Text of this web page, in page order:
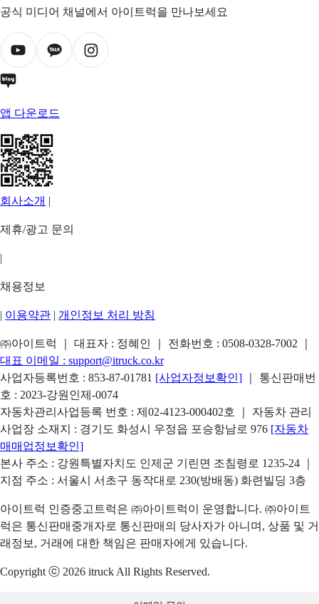
공식 미디어 채널에서 아이트럭을 만나보세요
앱 다운로드
회사소개 |
제휴/광고 문의
|
채용정보
| 이용약관 | 개인정보 처리 방침
㈜아이트럭 ｜ 대표자 : 정혜인 ｜ 전화번호 : 0508-0328-7002
대표 이메일 : support@itruck.co.kr
사업자등록번호 : 853-87-01781 [사업자정보확인]
｜ 통신판매번
호 : 2023-강원인제-0074
자동차관리사업등록 번호 : 제02-4123-000402호 ｜ 자동차 관리
사업장 소재지 : 경기도 화성시 우정읍 포승항남로 976 [자동차
매매업정보확인]
본사 주소 : 강원특별자치도 인제군 기린면 조침령로 1235-24 ｜
지점 주소 : 서울시 서초구 동작대로 230(방배동) 화련빌딩 3층
아이트럭 인증중고트럭은 ㈜아이트럭이 운영합니다. ㈜아이트
럭은 통신판매중개자로 통신판매의 당사자가 아니며, 상품 및 거
래정보, 거래에 대한 책임은 판매자에게 있습니다.
Copyright ⓒ 2026 itruck All Rights Reserved.